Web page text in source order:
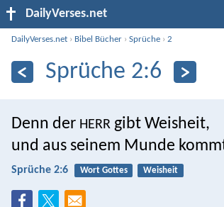
DailyVerses.net
DailyVerses.net › Bibel Bücher ›Sprüche ›2
Sprüche 2:6
Denn der HERR gibt Weisheit,
und aus seinem Munde
Sprüche 2:6 Wort Gottes Weisheit